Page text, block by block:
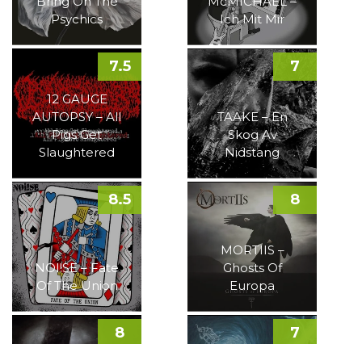
Psychics
Ich Mit Mir
12 GAUGE
AUTOPSY – All
Pigs Get
Slaughtered
7.5
TAAKE – En
Skog Av
Nidstang
7
NOI!SE – Fate
Of The Union
8.5
MORTIIS –
Ghosts Of
Europa
8
8 7